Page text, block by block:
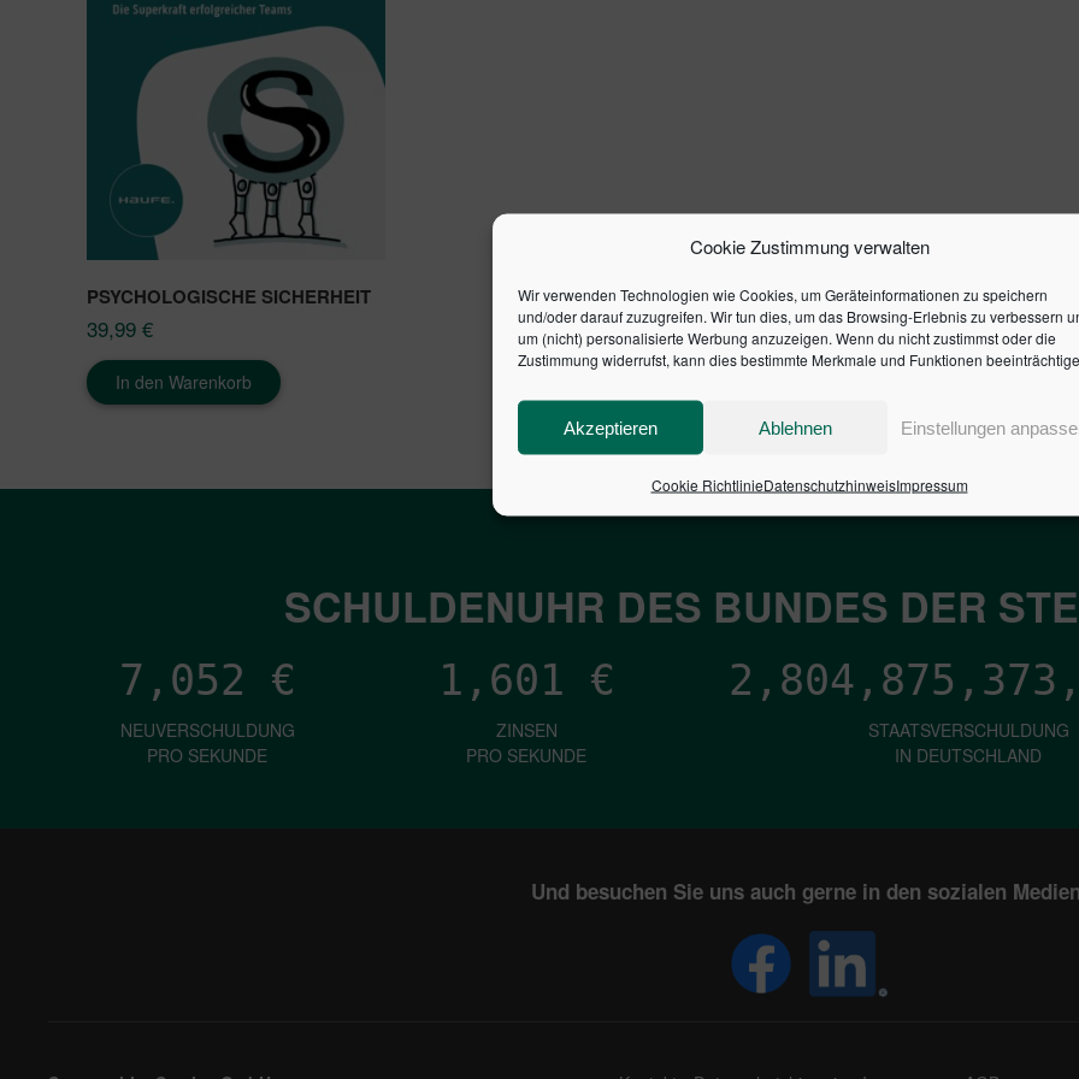
Cookie Zustimmung verwalten
Wir verwenden Technologien wie Cookies, um Geräteinformationen zu speichern
und/oder darauf zuzugreifen. Wir tun dies, um das Browsing-Erlebnis zu verbessern
um (nicht) personalisierte Werbung anzuzeigen. Wenn du nicht zustimmst oder die
Zustimmung widerrufst, kann dies bestimmte Merkmale und Funktionen
Akzeptieren Ablehnen Einstellungen
Cookie RichtlinieDatenschutzhinweisImpressum
PSYCHOLOGISCHE SICHERHEIT
39,99 €
In den Warenkorb
SCHULDENUHR DES BUNDES DER
7,052 €
NEUVERSCHULDUNG
PRO SEKUNDE
1,601 €
ZINSEN
PRO SEKUNDE
STAATSVERSCHULDUNG
IN DEUTSCHLAND
Und besuchen Sie uns auch gerne in den sozialen